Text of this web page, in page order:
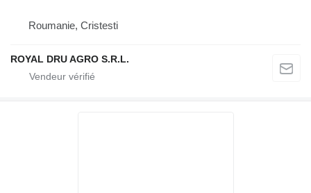
Roumanie, Cristesti
ROYAL DRU AGRO S.R.L.